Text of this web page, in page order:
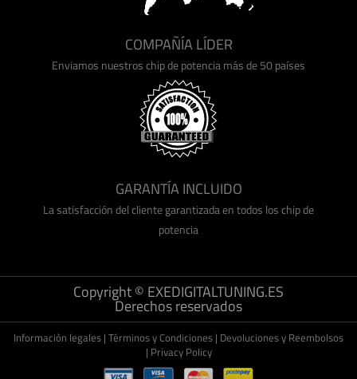
COMPAÑÍA LÍDER
Enviamos nuestros chip de potencia más de 50 países
GARANTÍA INCLUIDO
La satisfacción del cliente garantizada en todos los chip de
potencia
Copyright © EXEDIGITALTUNING.ES
Derechos reservados
Informaciòn legales | Términos y Condiciones | Devoluciones y Reembolsos
| Privacy Policy